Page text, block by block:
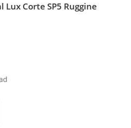
Corte SP5 Ruggine